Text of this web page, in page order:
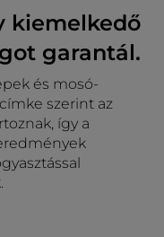
kiemelkedő
garantál.
és mosó-
szerint az
így a